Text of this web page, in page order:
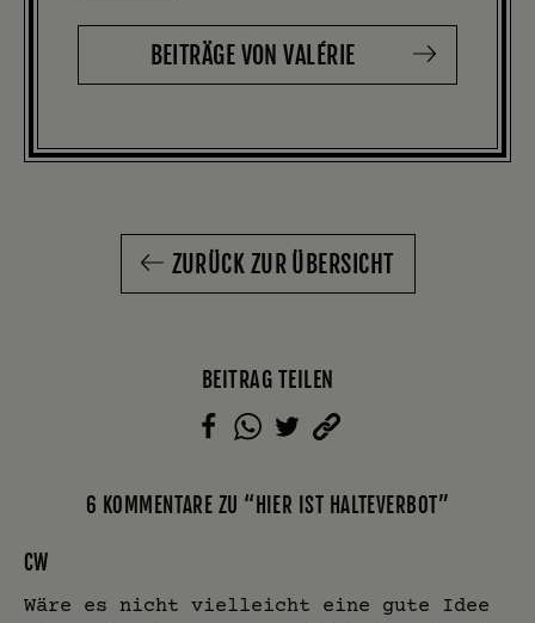
BEITRÄGE VON VALÉRIE
ZURÜCK ZUR ÜBERSICHT
BEITRAG TEILEN
6 KOMMENTARE ZU “HIER IST HALTEVERBOT”
CW
Wäre es nicht vielleicht eine gute Idee